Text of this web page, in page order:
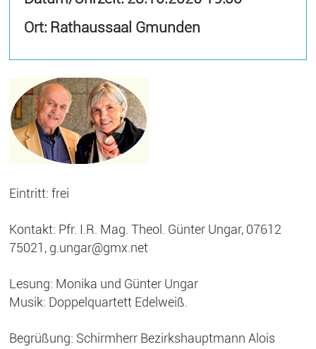
Ort: Rathaussaal Gmunden
Eintritt: frei
Kontakt: Pfr. I.R. Mag. Theol. Günter Ungar, 07612
75021, g.ungar@gmx.net
Lesung: Monika und Günter Ungar
Musik: Doppelquartett Edelweiß.
Begrüßung: Schirmherr Bezirkshauptmann Alois